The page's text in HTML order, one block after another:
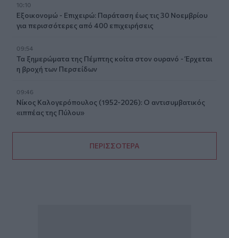
10:10
Εξοικονομώ - Επιχειρώ: Παράταση έως τις 30 Νοεμβρίου
για περισσότερες από 400 επιχειρήσεις
09:54
Τα ξημερώματα της Πέμπτης κοίτα στον ουρανό - Έρχεται
η βροχή των Περσείδων
09:46
Νίκος Καλογερόπουλος (1952-2026): O αντισυμβατικός
«ιππέας της Πύλου»
ΠΕΡΙΣΣΟΤΕΡΑ